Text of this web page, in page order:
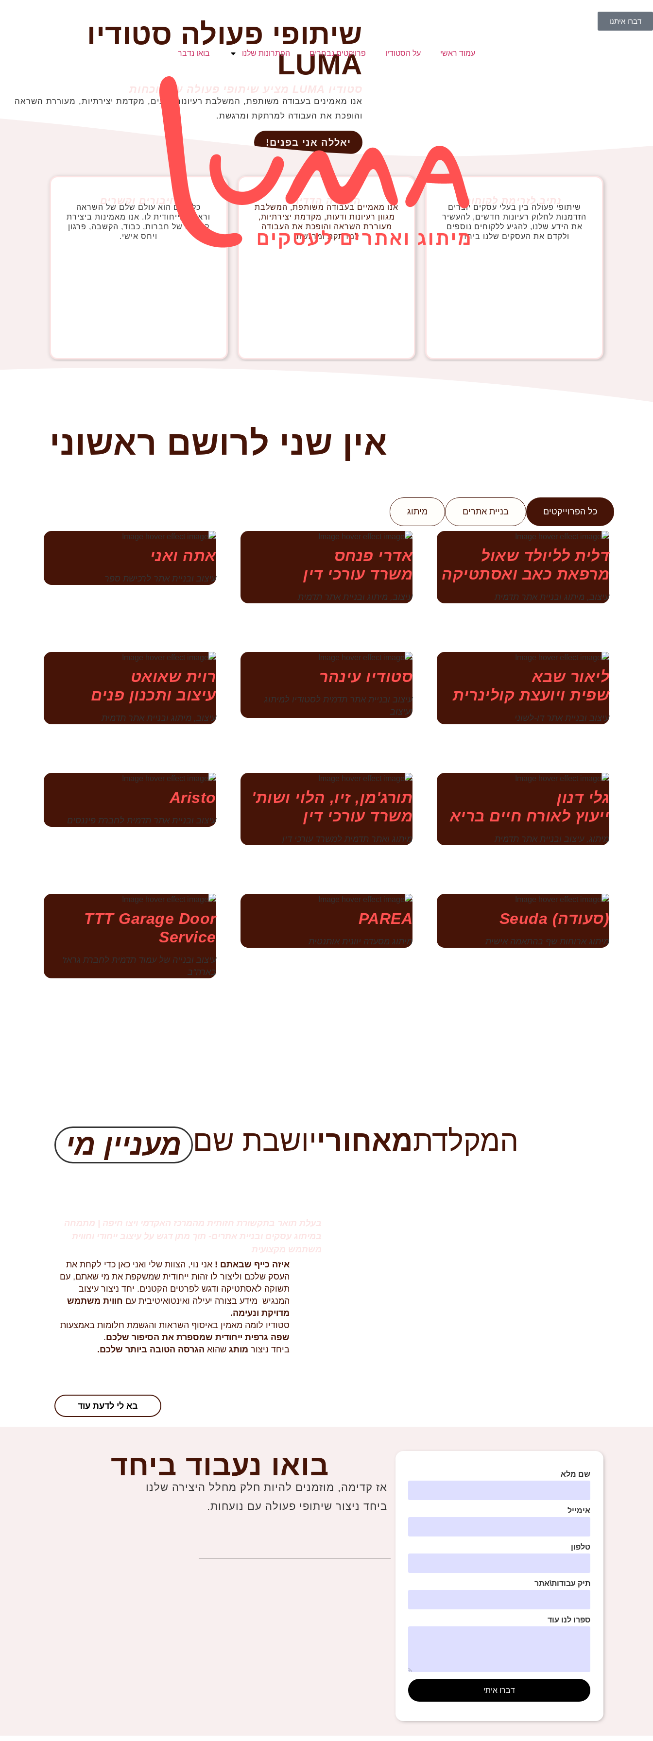
דברו איתנו
עמוד ראשי על הסטודיו פרויקטים נבחרים הפתרונות שלנו בואו נדבר
שיתופי פעולה סטודיו
LUMA
סטודיו LUMA מציע שיתופי פעולה עם נוכחות
אנו מאמינים בעבודה משותפת, המשלבת רעיונות שונים, מקדמת יצירתיות, מעוררת השראה
והופכת את העבודה למרתקת ומרגשת.
יאללה אני בפנים!
נתיב לזרימת לקוחות
שיתופי פעולה בין בעלי עסקים יוצרים
הזדמנות לחלוק רעיונות חדשים, להעשיר
את הידע שלנו, להגיע ללקוחים נוספים
ולקדם את העסקים שלנו ביחד.
העשרה הדדית
אנו מאמיים בעבודה משותפת, המשלבת
מגוון רעיונות ודעות, מקדמת יצירתיות,
מעוררת השראה והופכת את העבודה
למרתקת ומרגשת.
חיבורים וקשרים
כל אדם הוא עולם שלם של השראה
וראייה הייחודית לו. אנו מאמינות ביצירת
קשרים של חברות, כבוד, הקשבה, פרגון
ויחס אישי.
אין שני לרושם ראשוני
כל הפרוייקטים בניית אתרים מיתוג
דלית לליולד שאול
מרפאת כאב ואסתטיקה
עיצוב, מיתוג ובניית אתר תדמית
אדרי פנחס
משרד עורכי דין
עיצוב, מיתוג ובניית אתר תדמית
אתה ואני
עיצוב ובניית אתר לרכישת ספר
ליאור שבא
שפית ויועצת קולינרית
עיצוב ובניית אתר דו-לשוני
סטודיו עינהר
עיצוב ובניית אתר תדמית לסטודיו למיתוג
ועיצוב
רוית שאואט
עיצוב ותכנון פנים
עיצוב, מיתוג ובניית אתר תדמית
גלי דנון
ייעוץ לאורח חיים בריא
מיתוג, עיצוב ובניית אתר תדמית
תורג'מן, זיו, הלוי ושות'
משרד עורכי דין
מיתוג ואתר תדמית למשרד עורכי דין
Aristo
עיצוב ובניית אתר תדמית לחברת פיננסים
(סעודה) Seuda
מיתוג ארוחות שף בהתאמה אישית
PAREA
מיתוג מסעדה יוונית אותנטית
TTT Garage Door
Service
עיצוב ובנייה של עמוד תדמית לחברת גראז'
בארה"ב
מעניין מי יושבת שםמאחוריהמקלדת
בעלת תואר בתקשורת חזותית מהמרכז האקדמי ויצו חיפה | מתמחה
במיתוג עסקים ובניית אתרים- תוך מתן דגש על עיצוב ייחודי וחווית
משתמש מקצועית
איזה כייף שבאתם ! אני נוי, הצוות שלי ואני כאן כדי לקחת את
העסק שלכם וליצור לו זהות ייחודית שמשקפת את מי שאתם, עם
תשוקה לאסתטיקה ודגש לפרטים הקטנים. יחד ניצור עיצוב
המנגיש מידע בצורה יעילה ואינטואיטיבית עם חווית משתמש
מדויקת ונעימה.
סטודיו לומה מאמין באיסוף השראות והגשמת חלומות באמצעות
שפה גרפית ייחודית שמספרת את הסיפור שלכם.
ביחד ניצור מותג שהוא הגרסה הטובה ביותר שלכם.
בא לי לדעת עוד
בואו נעבוד ביחד
אז קדימה, מוזמנים להיות חלק מחלל היצירה שלנו
ביחד ניצור שיתופי פעולה עם נועחות.
שם מלא
אימייל
טלפון
תיק עבודות\אתר
ספרו לנו עוד
דברו איתי